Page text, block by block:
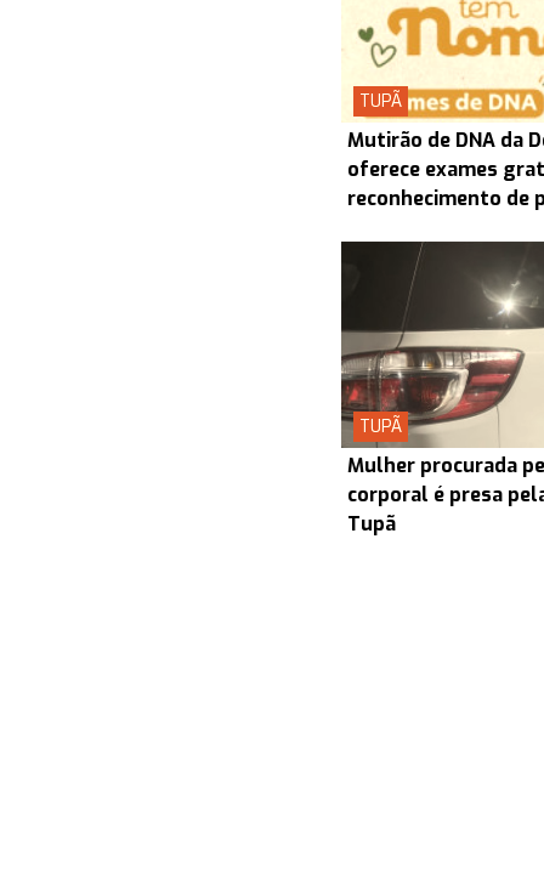
TUPÃ
Mutirão de DNA da
oferece exames
reconhecimento de
TUPÃ
Mulher procurada
corporal é presa
Tupã